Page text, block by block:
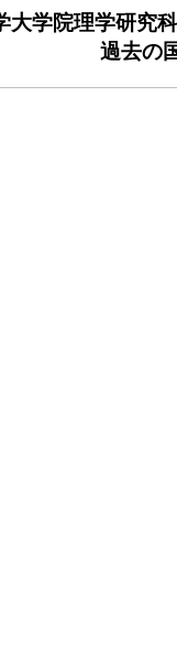
大学院理学研究
過去の